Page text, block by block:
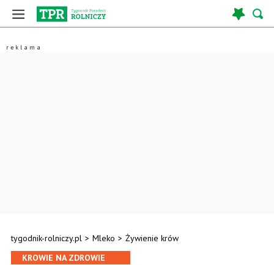
tygodnik-rolniczy.pl > Mleko > Żywienie krów
KROWIE NA ZDROWIE